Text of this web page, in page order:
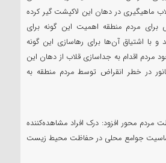
ماهیگیری در دهان این لاکپشت گیر کرده
مردم منطقه اهمیت این گونه برای
با اشتیاق آن‌ها برای رهاسازی این گونه
مردم اقدام به جداسازی قلاب از دهان این
در خطر انقراض توسط مردم منطقه به
مردم محور افزود: درک افراد مشاهده‌کننده
جوامع محلی در حفاظت محیط زیست